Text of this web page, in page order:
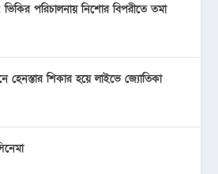
পরিচালনায় নিশোর বিপরীতে তমা
হেনস্তার শিকার হয়ে লাইভে জ্যোতিকা